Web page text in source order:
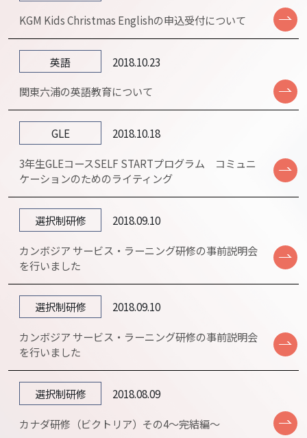
KGM Kids Christmas Englishの申込受付について
英語
2018.10.23
関東六浦の英語教育について
GLE
2018.10.18
3年生GLEコースSELF STARTプログラム コミュニ
ケーションのためのライティング
選択制研修
2018.09.10
カンボジア サービス・ラーニング研修の事前説明会
を行いました
選択制研修
2018.09.10
カンボジア サービス・ラーニング研修の事前説明会
を行いました
選択制研修
2018.08.09
カナダ研修（ビクトリア）その4～完結編～